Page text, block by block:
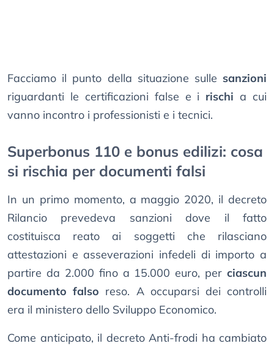
Facciamo il punto della situazione sulle sanzioni
riguardanti le certificazioni false e i rischi a cui
vanno incontro i professionisti e i tecnici.
Superbonus 110 e bonus edilizi: cosa
si rischia per documenti falsi
In un primo momento, a maggio 2020, il decreto
Rilancio prevedeva sanzioni dove il fatto
costituisca reato ai soggetti che rilasciano
attestazioni e asseverazioni infedeli di importo a
partire da 2.000 fino a 15.000 euro, per ciascun
documento falso reso. A occuparsi dei controlli
era il ministero dello Sviluppo Economico.
Come anticipato, il decreto Anti-frodi ha cambiato